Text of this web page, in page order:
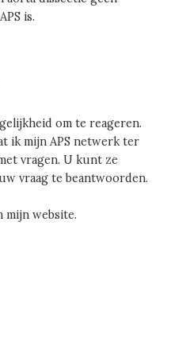
is.
om te reageren.
ik mijn APS netwerk ter
vragen. U kunt ze
vraag te beantwoorden.
mijn website.